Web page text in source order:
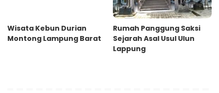
Wisata Kebun Durian
Montong Lampung Barat
Rumah Panggung Saksi
Sejarah Asal Usul Ulun
Lappung